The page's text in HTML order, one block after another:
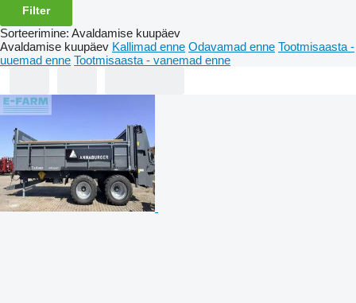
Filter
Sorteerimine: Avaldamise kuupäev
Avaldamise kuupäev Kallimad enne Odavamad enne Tootmisaasta -
uuemad enne Tootmisaasta - vanemad enne